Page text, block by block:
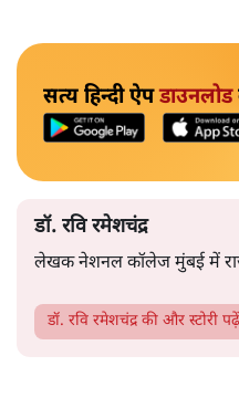
सत्य हिन्दी ऐपडाउनलोड
डॉ. रवि रमेशचंद्र
लेखक नेशनल कॉलेज मुंबई में
डॉ. रवि रमेशचंद्रकी और स्टोरी पढ़ें